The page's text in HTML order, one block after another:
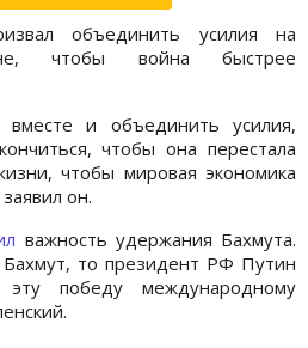
объединить усилия на
чтобы война быстрее
и объединить усилия,
чтобы она перестала
чтобы мировая экономика
он.
важность удержания Бахмута.
Бахмут, то президент РФ Путин
эту победу международному